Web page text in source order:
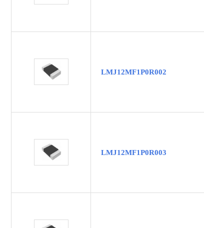
LMJ12MF1P0R002
LMJ12MF1P0R003